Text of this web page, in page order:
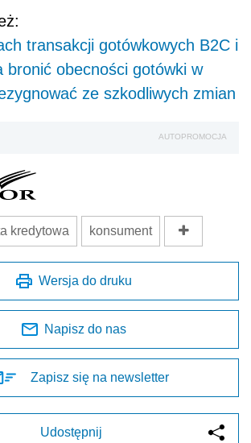
transakcji gotówkowych B2C i
bronić obecności gotówki w
ze szkodliwych zmian
AUTOPROMOCJA
kredytowa konsument
Wersja do druku
Napisz do nas
Zapisz się na newsletter
Udostępnij